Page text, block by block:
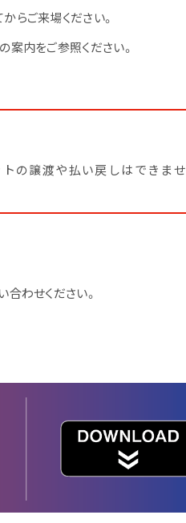
らご来場ください。
案内をご参照ください。
の譲渡や払い戻しはできませ
合わせください。